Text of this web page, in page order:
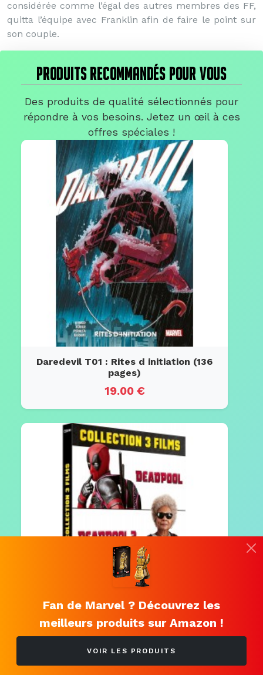
considérée comme l’égal des autres membres des FF,
quitta l’équipe avec Franklin afin de faire le point sur
son couple.
PRODUITS RECOMMANDÉS POUR VOUS
Des produits de qualité sélectionnés pour
répondre à vos besoins. Jetez un œil à ces
offres spéciales !
Daredevil T01 : Rites d initiation (136
pages)
19.00 €
Wolverine (DVD)
Fan de Marvel ? Découvrez les
meilleurs produits sur Amazon !
VOIR LES PRODUITS